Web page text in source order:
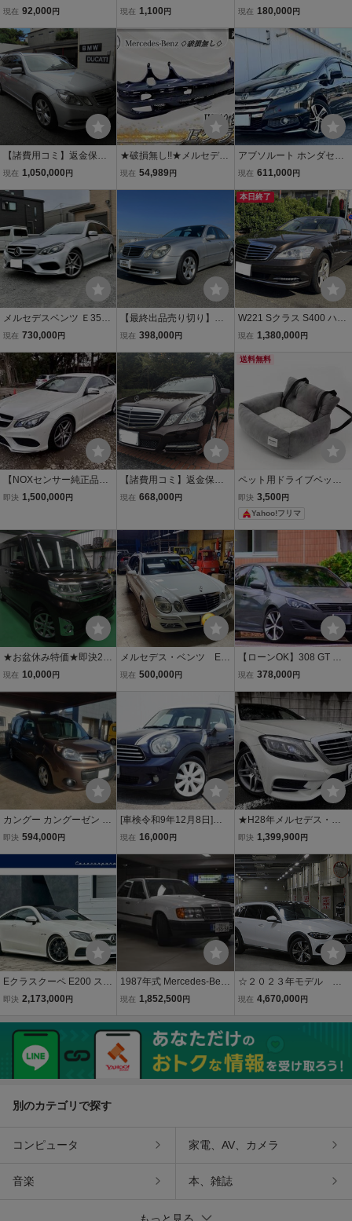
ン＊バネットバン＊Ｗタ
車＊TC-SK82VN＊F8イン
ジン＊現在のメーターの
読み取り値62420km＊
現在 92,000 円
ジャー5.5L オイル交換
現在 1,100 円
005年 ルノー カングー 1.
交換済
現在 180,000 円
【諸費用コミ】返金保証
付:E350ブルーテック/検2
現在 1,050,000 円
★破損無し!!★メルセデス
ベンツ 純正 W210 Eクラ
現在 54,989円
アブソルート ホンダセン
シング 本車検満タン渡
キ 車線逸脱警報 ハーフレ
ザー オットマン フリップ
ダウン 両側電動
現在 611,000 円
メルセデスベンツ Ｅ350
ブルーテックアバンギャ
ョンワゴン
現在 730,000 円
【最終出品売り切り】メ
ルセデス・ベンツ E320
ナー車・SR GH-211065C
現在 398,000 円
本日終了
W221 Sクラス S400 ハイ
ブリッド ベージュ革 ドラ
ラ・法人オーナー
現在 1,380,000 円
【NOXセンサー純正品交
換済！】2015y メルセデ
走行/車検長R10/7末！レ
ーダーC！即OK！
即決 1,500,000 円
【諸費用コミ】返金保証
付:2011年 メルセデス・
ビ・DTV・バックカメラ
現在 668,000 円
送料無料
ペット用ドライブベッド
ドライブボックス グレー
即決 3,500 円
Yahoo!フリマ
★お盆休み特価★即決25
万★1円～売切り★H26年
ワスラ スマアシ 純正ナビ
BカメラTV★車検2年付き
即乗り可能です★
現在 10,000 円
メルセデス・ベンツ Eク
ラス E３２０CDI ステ
現在 500,000 円
【ローンOK】308 GT ブ
ルーHDi★スティンググレ
ター塗装★実走6,3万キロ
★車検R9年9月★ナビ＆T
V&BT★静岡発
現在 378,000 円
カングー カングーゼン 6
MT ターボ
即決 594,000 円
[車検令和9年12月8日]超
極上美車/R60系/クーパー
万㎞台/ナビ,DTV＆DVD走
行中可能,BT,Bカメラ/18in
バリ山/機関絶好調
現在 16,000 円
★H28年メルセデス・ベ
ンツS400hエクスクルー
マルーフ★純正ナビ・地
デジ・DVD★Burmester
サウンド★車検R10年8月
★
即決 1,399,900 円
Eクラスクーペ E200 スポ
ーツ レザーPKG
即決 2,173,000 円
1987年式 Mercedes-Benz
W124 260E
現在 1,852,500 円
☆２０２３年モデル 低
走行 ベンツ Ｃ２２０d
レイン オパリスホワイ
ト サンルーフ レザ
ー 売り切ります☆
現在 4,670,000 円
別のカテゴリで探す
コンピュータ 家電、AV、カメラ
音楽 本、雑誌
もっと見る